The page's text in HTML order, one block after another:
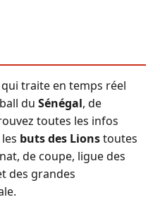
traite en temps réel
du Sénégal, de
toutes les infos
buts des Lionstoutes
de coupe, ligue des
des grandes